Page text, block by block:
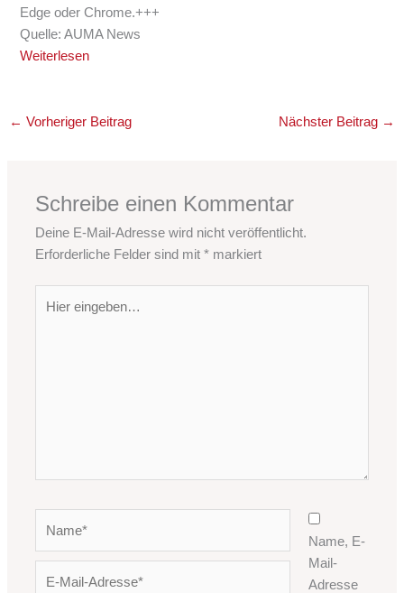
Edge oder Chrome.+++
Quelle: AUMA News
Weiterlesen
← Vorheriger Beitrag Nächster Beitrag →
Schreibe einen Kommentar
Deine E-Mail-Adresse wird nicht veröffentlicht.
Erforderliche Felder sind mit* markiert
eingeben…
Name, E-
Mail-
Adresse